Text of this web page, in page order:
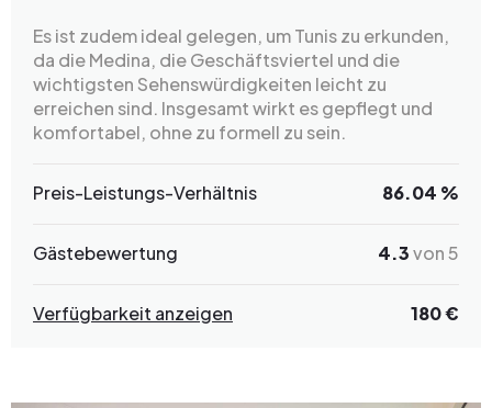
Es ist zudem ideal gelegen, um Tunis zu erkunden,
da die Medina, die Geschäftsviertel und die
wichtigsten Sehenswürdigkeiten leicht zu
erreichen sind. Insgesamt wirkt es gepflegt und
komfortabel, ohne zu formell zu sein.
Preis-Leistungs-Verhältnis 86.04 %
Gästebewertung 4.3von 5
Verfügbarkeit anzeigen 180 €